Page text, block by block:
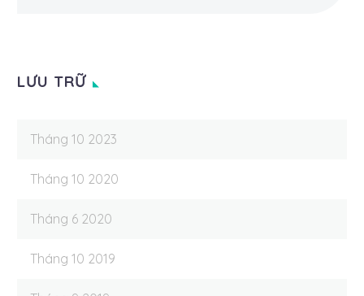
LƯU TRỮ
Tháng 10 2023
Tháng 10 2020
Tháng 6 2020
Tháng 10 2019